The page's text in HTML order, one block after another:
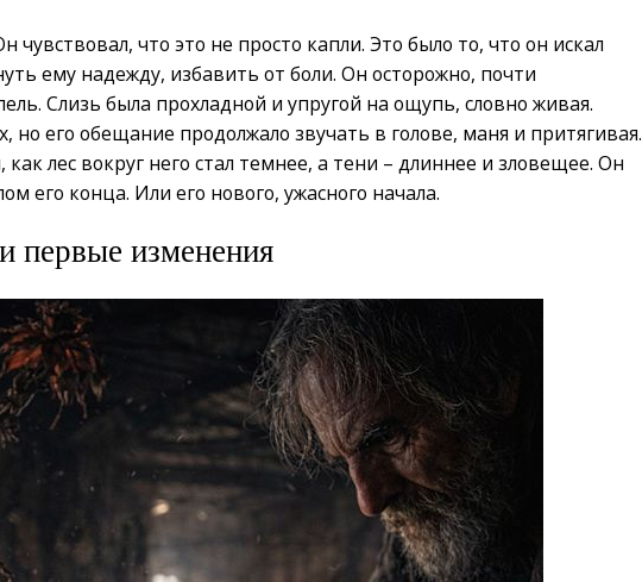
чувствовал, что это не просто капли. Это было то, что он искал
ему надежду, избавить от боли. Он осторожно, почти
Слизь была прохладной и упругой на ощупь, словно живая.
но его обещание продолжало звучать в голове, маня и притягивая.
лес вокруг него стал темнее, а тени – длиннее и зловещее. Он
его конца. Или его нового, ужасного начала.
первые изменения